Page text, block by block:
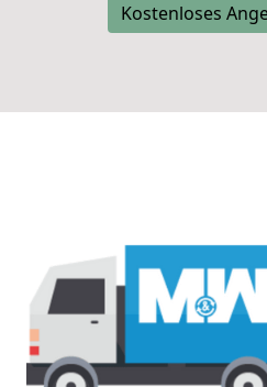
Kostenloses